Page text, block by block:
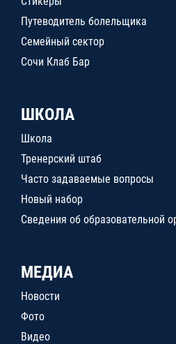
Путеводитель болельщика
Семейный сектор
Сочи Клаб Бар
ШКОЛА
Школа
Тренерский штаб
Часто задаваемые вопросы
Новый набор
Сведения об образовательной
МЕДИА
Новости
Фото
Видео